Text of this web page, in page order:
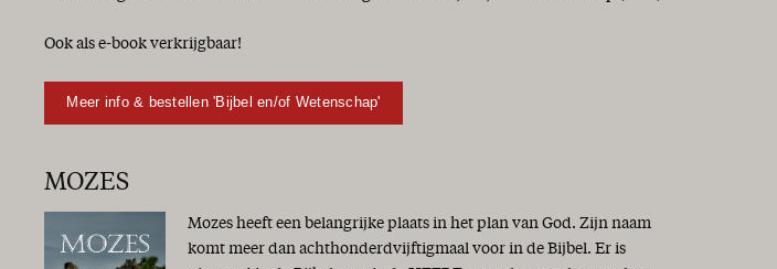
Ook als e-book verkrijgbaar!
Meer info & bestellen 'Bijbel en/of Wetenschap'
MOZES
Mozes heeft een belangrijke plaats in het plan van God. Zijn naam
komt meer dan achthonderdvijftigmaal voor in de Bijbel. Er is